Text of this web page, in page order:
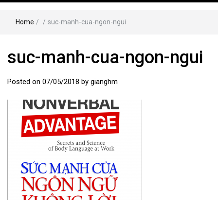
Home / / suc-manh-cua-ngon-ngui
suc-manh-cua-ngon-ngui
Posted on 07/05/2018 by gianghm